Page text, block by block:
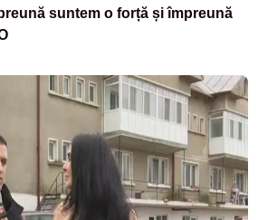
suntem o forță și împreună